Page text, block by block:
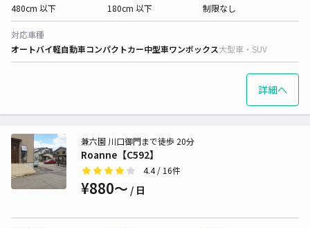
480cm 以下
180cm 以下
制限なし
対応車種
オートバイ軽自動車コンパクトカー中型車ワンボックス大型車・SUV
詳細へ
Roanne【C592】
兼六園 川口御門まで徒歩 20分
4.4/ 16件
¥880〜 / 日